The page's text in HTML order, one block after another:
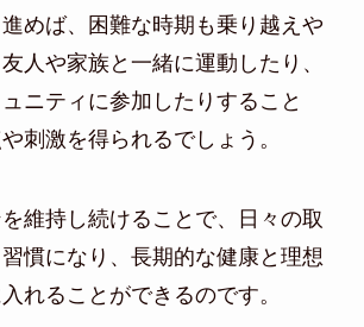
めば、困難な時期も乗り越えや
人や家族と一緒に運動したり、
ニティに参加したりすること
刺激を得られるでしょう。
維持し続けることで、日々の取
慣になり、長期的な健康と理想
れることができるのです。